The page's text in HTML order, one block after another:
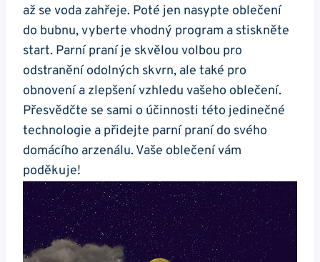
až se voda zahřeje. Poté jen nasypte oblečení
⁣do ⁢bubnu, vyberte vhodný⁣ program a stiskněte
start. Parní praní je⁣ skvělou volbou pro
odstranění odolných‌ skvrn, ale⁢ také pro
obnovení a ⁣zlepšení vzhledu vašeho oblečení.
Přesvědčte se sami o účinnosti této jedinečné
technologie a přidejte parní praní do ‍svého
domácího‍ arzenálu. Vaše oblečení vám
poděkuje!